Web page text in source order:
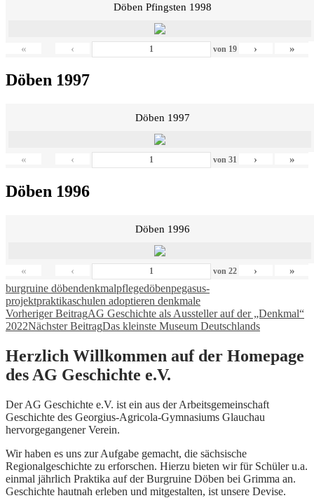
Döben Pfingsten 1998
« ‹ von 19 › »
Döben 1997
Döben 1997
« ‹ von 31 › »
Döben 1996
Döben 1996
« ‹ von 22 › »
burgruine döbendenkmalpflegedöbenpegasus-
projektpraktikaschulen adoptieren denkmale
Beitragsnavigation
Vorheriger BeitragAG Geschichte als Aussteller auf der „Denkmal“
2022Nächster BeitragDas kleinste Museum Deutschlands
Herzlich Willkommen auf der Homepage
des AG Geschichte e.V.
Der AG Geschichte e.V. ist ein aus der Arbeitsgemeinschaft
Geschichte des Georgius-Agricola-Gymnasiums Glauchau
hervorgegangener Verein.
Wir haben es uns zur Aufgabe gemacht, die sächsische
Regionalgeschichte zu erforschen. Hierzu bieten wir für Schüler u.a.
einmal jährlich Praktika auf der Burgruine Döben bei Grimma an.
Geschichte hautnah erleben und mitgestalten, ist unsere Devise.